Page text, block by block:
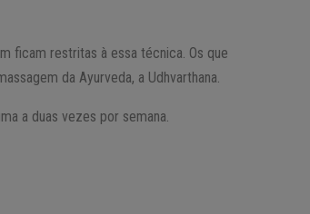
ficam restritas à essa técnica. Os que
da Ayurveda, a Udhvarthana.
a duas vezes por semana.